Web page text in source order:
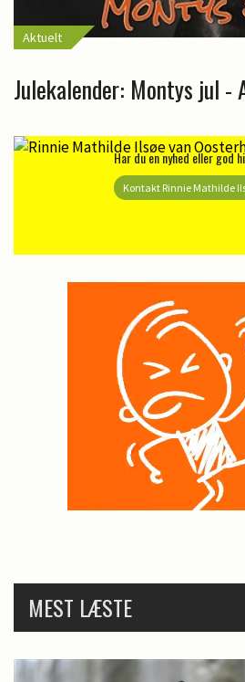
Aktuelt
Julekalender: Montys jul
Har du en nyhed eller god
Kontakt Rinnie Mathilde
MEST LÆSTE